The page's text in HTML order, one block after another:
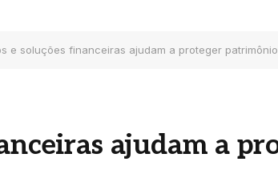
e soluções financeiras ajudam a proteger patrimônio
ajudam a